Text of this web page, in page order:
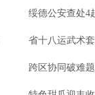
绥德公安查处4
省十八运武术
跨区协同破难